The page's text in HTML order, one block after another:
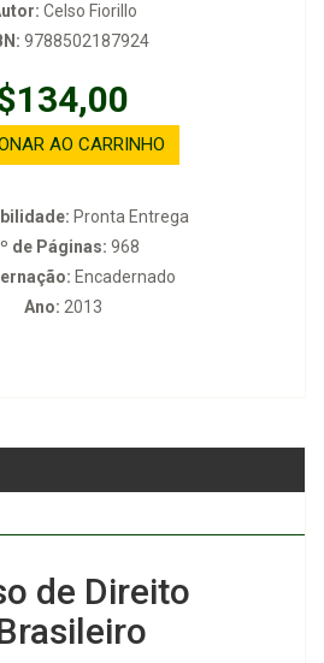
Celso Fiorillo
9788502187924
AO CARRINHO
Pronta Entrega
de Páginas: 968
Encadernado
Ano: 2013
de Direito